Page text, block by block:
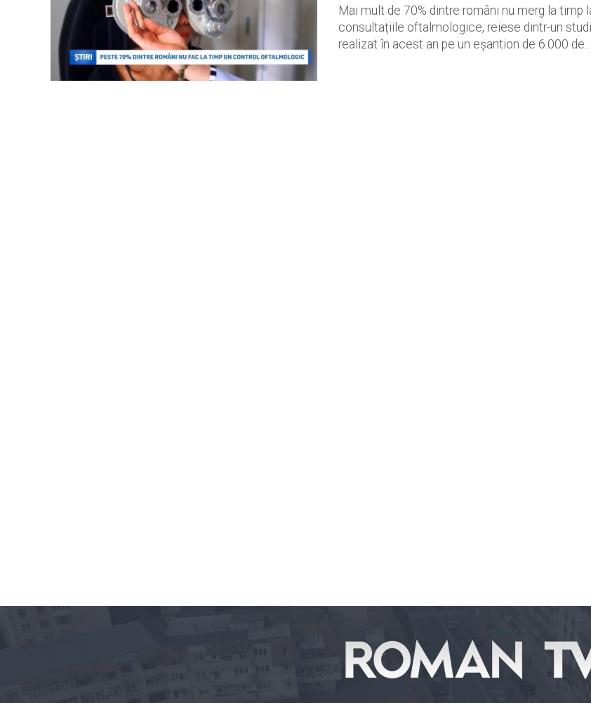
Mai mult de 70% dintre români nu merg la timp
consultațiile oftalmologice, reiese dintr-un
realizat în acest an pe un eșantion de 6.000 de...